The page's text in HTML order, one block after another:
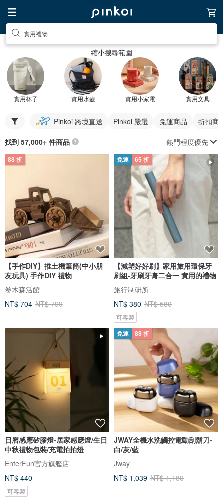
實用禮物
縮小搜尋範圍
實用杯子 實用水壺 實用小家電 實用文具
Pinkoi 跨境直送 Pinkoi 嚴選 免運商品 折扣商
找到 57,000+ 件商品 熱門程度優先
88 折
【手作DIY】推土機筆筒(中小朋
友玩具) 手作DIY 禮物
卷木森活館
NT$ 704 NT$ 799
免運 65 折
【減塑好好刷】家用旅用環保牙
刷組-牙刷牙膏二合一 實用的禮物
旅行制研所
NT$ 380 NT$ 580
可客製
日曆感應矽膠燈-居家感應燈/生日
中秋禮物包裝/充電拍拍燈
EnterFun官方旗艦店
NT$ 440
可客製
免運 88 折
JWAY全機水洗觸控電動刮鬍刀-
白/灰/藍
Jway
NT$ 1,039 NT$ 1,180